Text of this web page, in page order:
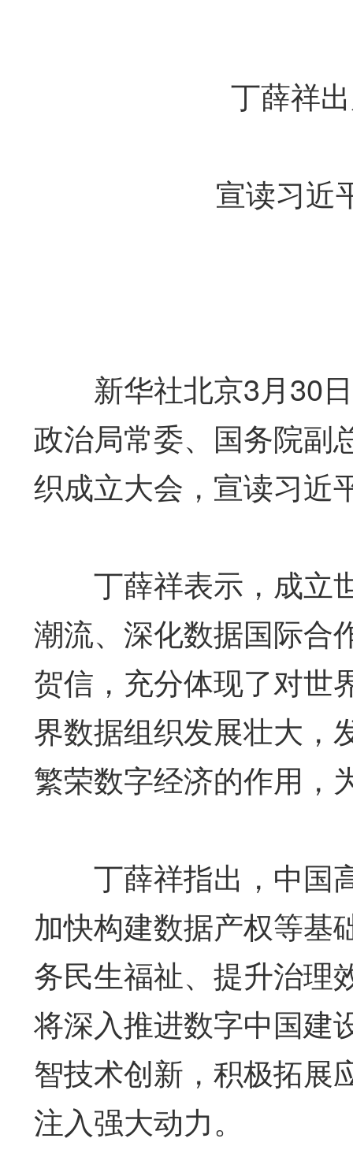
丁薛祥出
宣读习近平
新华社北京3月30日
政治局常委、国务院副
织成立大会，宣读习近
丁薛祥表示，成立
潮流、深化数据国际合
贺信，充分体现了对世
界数据组织发展壮大，
繁荣数字经济的作用，
丁薛祥指出，中国
加快构建数据产权等基
务民生福祉、提升治理
将深入推进数字中国建
智技术创新，积极拓展
注入强大动力。